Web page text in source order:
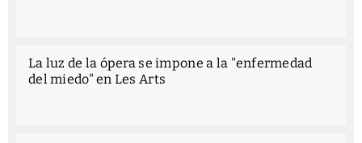
La luz de la ópera se impone a la "enfermedad
del miedo" en Les Arts